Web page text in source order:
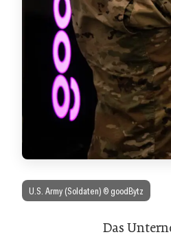
U.S. Army (Soldaten) © goodBytz
Das